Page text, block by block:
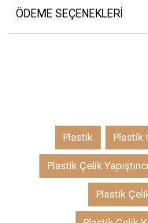
ÖDEME SEÇENEKLERI
Plastik Plastik
Plastik Çelik
Plastik